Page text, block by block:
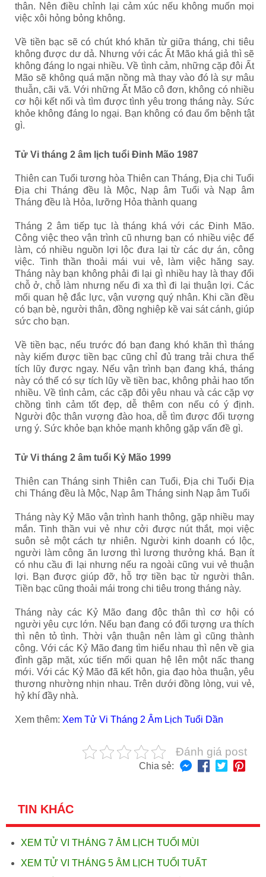
thân. Nên điều chỉnh lại cảm xúc nếu không muốn mọi
việc xôi hỏng bỏng không.
Về tiền bạc sẽ có chút khó khăn từ giữa tháng, chi tiêu
không được dư dả. Nhưng với các Ất Mão khá giả thì sẽ
không đáng lo ngại nhiều. Về tình cảm, những cặp đôi Ất
Mão sẽ không quá mặn nồng mà thay vào đó là sự mâu
thuẫn, cãi vã. Với những Ất Mão cô đơn, không có nhiều
cơ hội kết nối và tìm được tình yêu trong tháng này. Sức
khỏe không đáng lo ngại. Bạn không có đau ốm bệnh tật
gì.
Tử Vi tháng 2 âm lịch tuổi Đinh Mão 1987
Thiên can Tuổi tương hòa Thiên can Tháng, Địa chi Tuổi
Địa chi Tháng đều là Mộc, Nạp âm Tuổi và Nạp âm
Tháng đều là Hỏa, lưỡng Hỏa thành quang
Tháng 2 âm tiếp tục là tháng khá với các Đinh Mão.
Công việc theo vận trình cũ nhưng bạn có nhiều việc để
làm, có nhiều nguồn lợi lộc đưa lại từ các dự án, công
việc. Tinh thần thoải mái vui vẻ, làm việc hăng say.
Tháng này bạn không phải đi lại gì nhiều hay là thay đổi
chỗ ở, chỗ làm nhưng nếu đi xa thì đi lại thuận lợi. Các
mối quan hệ đắc lực, vận vượng quý nhân. Khi cần đều
có bạn bè, người thân, đồng nghiệp kề vai sát cánh, giúp
sức cho bạn.
Về tiền bạc, nếu trước đó bạn đang khó khăn thì tháng
này kiếm được tiền bạc cũng chỉ đủ trang trải chưa thể
tích lũy được ngay. Nếu vận trình bạn đang khá, tháng
này có thể có sự tích lũy về tiền bạc, không phải hao tốn
nhiều. Về tình cảm, các cặp đôi yêu nhau và các cặp vợ
chồng tình cảm tốt đẹp, dễ thêm con nếu có ý định.
Người độc thân vượng đào hoa, dễ tìm được đối tượng
ưng ý. Sức khỏe bạn khỏe mạnh không gặp vấn đề gì.
Tử Vi tháng 2 âm tuổi Kỷ Mão 1999
Thiên can Tháng sinh Thiên can Tuổi, Địa chi Tuổi Địa
chi Tháng đều là Mộc, Nạp âm Tháng sinh Nạp âm Tuổi
Tháng này Kỷ Mão vận trình hanh thông, gặp nhiều may
mắn. Tinh thần vui vẻ như cởi được nút thắt, mọi việc
suôn sẻ một cách tự nhiên. Người kinh doanh có lộc,
người làm công ăn lương thì lương thưởng khá. Bạn ít
có nhu cầu đi lại nhưng nếu ra ngoài cũng vui vẻ thuận
lợi. Bạn được giúp đỡ, hỗ trợ tiền bạc từ người thân.
Tiền bạc cũng thoải mái trong chi tiêu trong tháng này.
Tháng này các Kỷ Mão đang độc thân thì cơ hội có
người yêu cực lớn. Nếu bạn đang có đối tượng ưa thích
thì nên tỏ tình. Thời vận thuận nên làm gì cũng thành
công. Với các Kỷ Mão đang tìm hiểu nhau thì nên về gia
đình gặp mặt, xúc tiến mối quan hệ lên một nấc thang
mới. Với các Kỷ Mão đã kết hôn, gia đạo hòa thuận, yêu
thương nhường nhịn nhau. Trên dưới đồng lòng, vui vẻ,
hỷ khí đầy nhà.
Xem thêm: Xem Tử Vi Tháng 2 Âm Lịch Tuổi Dần
Đánh giá post
Chia sẻ:
TIN KHÁC
XEM TỬ VI THÁNG 7 ÂM LỊCH TUỔI MÙI
XEM TỬ VI THÁNG 5 ÂM LỊCH TUỔI TUẤT